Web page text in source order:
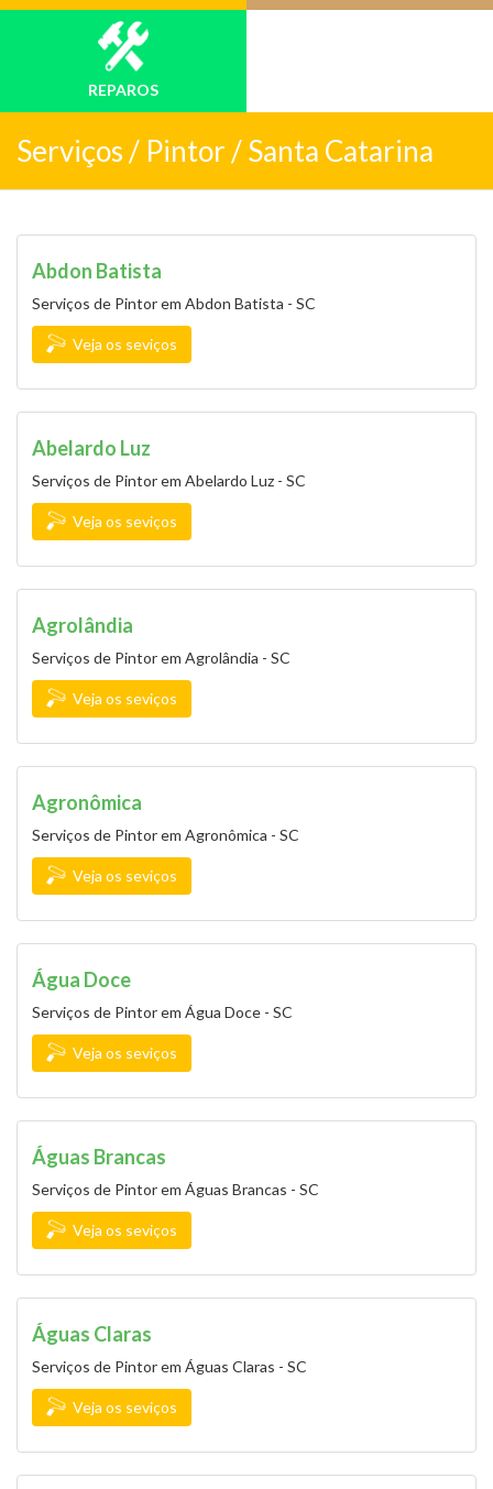
REPAROS
Serviços / Pintor / Santa Catarina
Abdon Batista
Serviços de Pintor em Abdon Batista - SC
Veja os seviços
Abelardo Luz
Serviços de Pintor em Abelardo Luz - SC
Veja os seviços
Agrolândia
Serviços de Pintor em Agrolândia - SC
Veja os seviços
Agronômica
Serviços de Pintor em Agronômica - SC
Veja os seviços
Água Doce
Serviços de Pintor em Água Doce - SC
Veja os seviços
Águas Brancas
Serviços de Pintor em Águas Brancas - SC
Veja os seviços
Águas Claras
Serviços de Pintor em Águas Claras - SC
Veja os seviços